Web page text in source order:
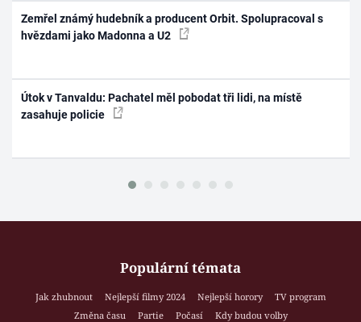
Zemřel známý hudebník a producent Orbit. Spolupracoval s
hvězdami jako Madonna a U2
Útok v Tanvaldu: Pachatel měl pobodat tři lidi, na místě
zasahuje policie
Populární témata
Jak zhubnout Nejlepší filmy 2024 Nejlepší horory
TV program
Změna času
Partie Počasí
Kdy budou volby